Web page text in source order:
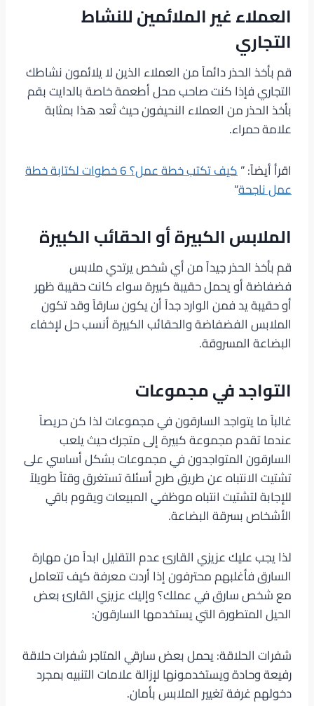
العملاء غير الملائمين للنشاط
التجاري
قم بأخذ الحذر دائماً من العملاء الذين لا يلائمون نشاطك
التجاري فإذا كنت صاحب محل أطعمة خاصة بالدايت بقم
بأخذ الحذر من العملاء النحيفون حيث تُعد هذا بمثابة
علامة حمراء.
اقرأ أيضاً: ”
كيف تكتب خطة عمل؟ 6 خطوات لكتابة خطة
عمل ناجحة“
الملابس الكبيرة أو الحقائب الكبيرة
قم بأخذ الحذر جيداً من أي شخص يرتدي ملابس
فضفاضة أو يحمل حقيبة كبيرة سواء كانت حقيبة ظهر
أو حقيبة يد فمن الوارد جداً أن يكون سارقاً وقد تكون
الملابس الفضفاضة والحقائب الكبيرة أنسب حل لإخفاء
البضاعة المسروقة.
التواجد في مجموعات
غالباً ما يتواجد السارقون في مجموعات لذا كن حريصاً
عندما تقدم مجموعة كبيرة إلى متجرك حيث يلعب
السارقون المتواجدون في مجموعات بشكل أساسي على
تشتيت الانتباه عن طريق طرح أسئلة تستغرق وقتاً طويلاً
للإجابة لتشتيت انتباه موظفي المبيعات ويقوم باقي
الأشخاص بسرقة البضاعة.
لذا يجب عليك عزيزي القارئ عدم التقليل ابداً من مهارة
السارق فأغلبهم محترفون إذا أردت معرفة كيف تتعامل
مع شخص سارق في عملك؟ وإليك عزيزي القارئ بعض
الحيل المتطورة التي يستخدمها السارقون:
شفرات الحلاقة: يحمل بعض سارقي المتاجر شفرات حلاقة
رفيعة وحادة ويستخدمونها لإزالة علامات التنبيه بمجرد
دخولهم غرفة تغيير الملابس بأمان.